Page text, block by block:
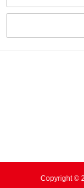
Copyright ©